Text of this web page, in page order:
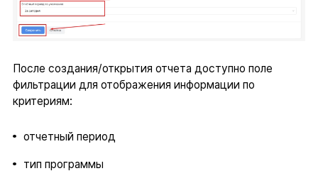
После создания/открытия отчета доступно поле
фильтрации для отображения информации по
критериям:
отчетный период
тип программы